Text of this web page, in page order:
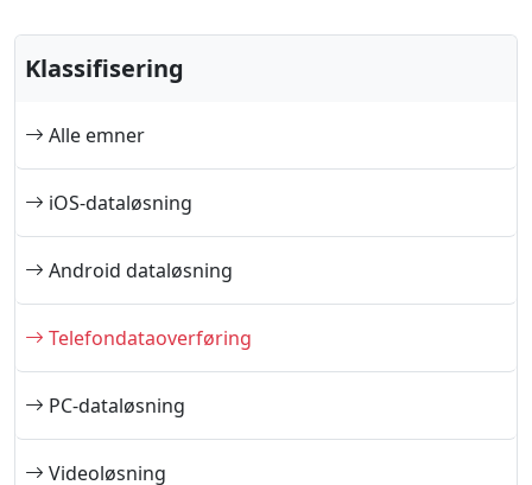
Klassifisering
Alle emner
iOS-dataløsning
Android dataløsning
Telefondataoverføring
PC-dataløsning
Videoløsning